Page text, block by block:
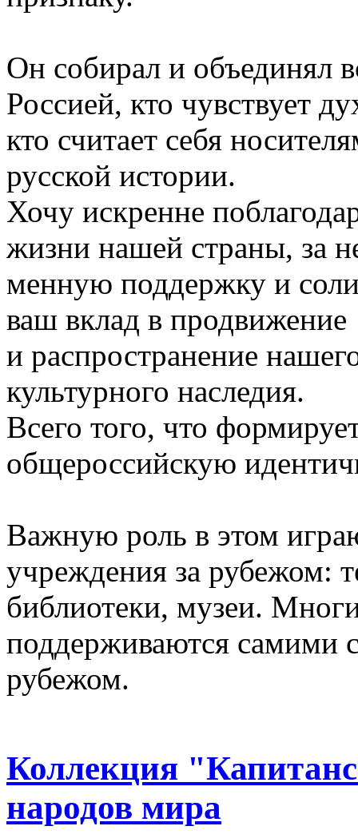
Он собирал и объединял
Россией, кто чувствует
кто считает себя
русской истории.
Хочу искренне
жизни нашей страны, за
менную поддержку и
ваш вклад в продвижение
и распространение
культурного наследия.
Всего того, что
общероссийскую
Важную роль в этом
учреждения за рубежом:
библиотеки, музеи.
поддерживаются самими
рубежом.
Коллекция
народов мира